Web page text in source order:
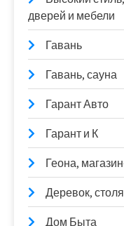
дверей и мебели
Гавань
Гавань, сауна
Гарант Авто
Гарант и К
Геона,
Деревок,
Дом Быта